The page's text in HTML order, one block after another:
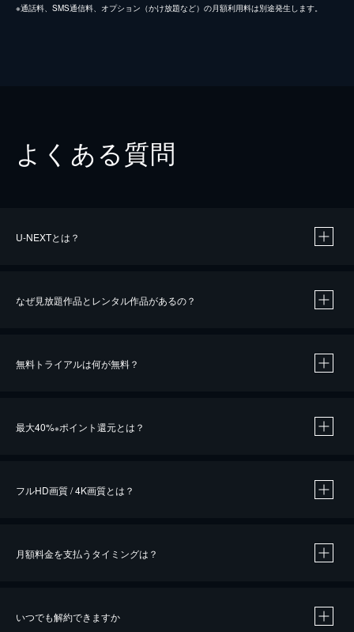
※通話料、SMS通信料、オプション（かけ放題など）の月額利用料は別途発生します。
よくある質問
U-NEXTとは？
なぜ見放題作品とレンタル作品があるの？
無料トライアルは何が無料？
最大40%※ポイント還元とは？
※40％ポイント還元の対象は、クレジットカード決済による作品の購入 / レンタルです。
フルHD画質 / 4K画質とは？
月額料金を支払うタイミングは？
いつでも解約できますか